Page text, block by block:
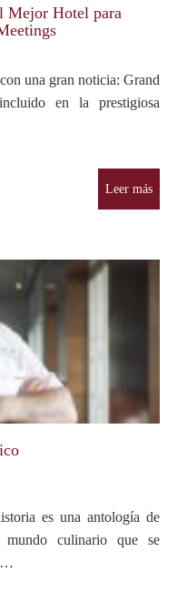
Mejor Hotel para
una gran noticia: Grand
en la prestigiosa
Leer más
es una antología de
mundo culinario que se